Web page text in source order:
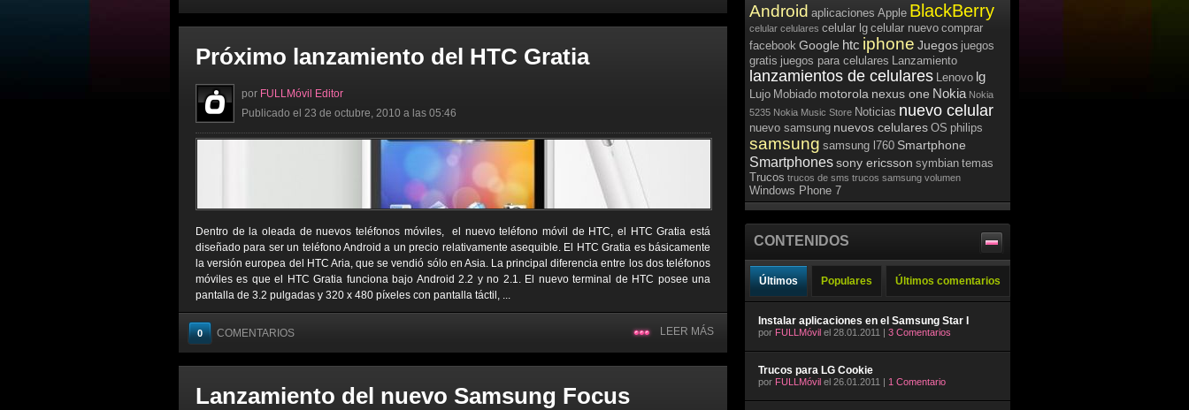
Próximo lanzamiento del HTC Gratia
por FULLMóvil Editor
Publicado el 23 de octubre, 2010 a las 05:46
Dentro de la oleada de nuevos teléfonos móviles, el nuevo teléfono móvil de HTC, el HTC Gratia está
diseñado para ser un teléfono Android a un precio relativamente asequible. El HTC Gratia es básicamente
la versión europea del HTC Aria, que se vendió sólo en Asia. La principal diferencia entre los dos teléfonos
móviles es que el HTC Gratia funciona bajo Android 2.2 y no 2.1. El nuevo terminal de HTC posee una
pantalla de 3.2 pulgadas y 320 x 480 píxeles con pantalla táctil, ...
0 COMENTARIOS LEER MÁS
Lanzamiento del nuevo Samsung Focus
Android aplicaciones Apple BlackBerry
celular celulares celular lg celular nuevo comprar
facebook Google htc iphone Juegos juegos
gratis juegos para celulares Lanzamiento
lanzamientos de celulares Lenovo lg
Lujo Mobiado motorola nexus one Nokia Nokia
5235 Nokia Music Store Noticias nuevo celular
nuevo samsung nuevos celulares OS philips
samsung samsung l760 Smartphone
Smartphonessony ericsson symbian temas
Trucos trucos de sms trucos samsung volumen
Windows Phone 7
CONTENIDOS
Últimos Populares Últimos comentarios
Instalar aplicaciones en el Samsung Star I
por FULLMóvil el 28.01.2011 | 3 Comentarios
Trucos para LG Cookie
por FULLMóvil el 26.01.2011 | 1 Comentario